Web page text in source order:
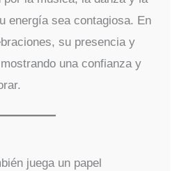
energía sea contagiosa. En
su presencia y
una confianza y
juega un papel